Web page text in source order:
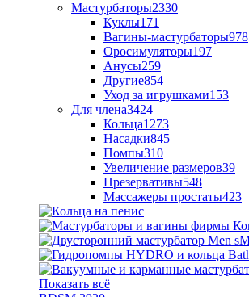
Мастурбаторы2330
Куклы171
Вагины-мастурбаторы978
Оросимуляторы197
Анусы259
Другие854
Уход за игрушками153
Для члена3424
Кольца1273
Насадки845
Помпы310
Увеличение размеров39
Презервативы548
Массажеры простаты423
Показать всё